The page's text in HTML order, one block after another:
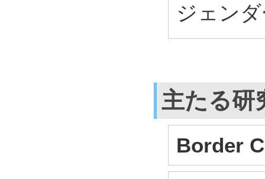
ジェン
主たる研
Border